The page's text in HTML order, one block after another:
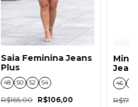
Saia Feminina Jeans
Plus
48 50 52 54
R$165,00 R$106,00
Mini
46